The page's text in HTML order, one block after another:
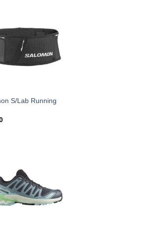
S/Lab Running